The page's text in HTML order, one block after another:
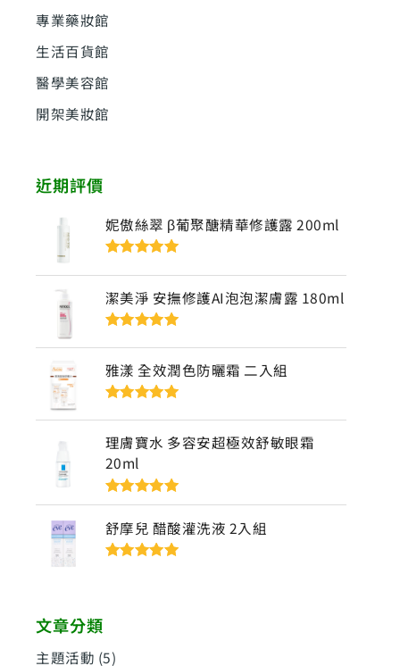
專業藥妝館
生活百貨館
醫學美容館
開架美妝館
近期評價
妮傲絲翠 β葡聚醣精華修護露 200ml
5
潔美淨 安撫修護AI泡泡潔膚露 180ml
5
雅漾 全效潤色防曬霜 二入組
5
理膚寶水 多容安超極效舒敏眼霜
20ml
評分5滿分
舒摩兒 醋酸灌洗液 2入組
文章分類
主題活動 (5)